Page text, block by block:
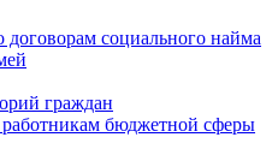
социального найма
граждан
бюджетной сферы